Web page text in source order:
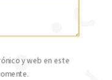
y web en este